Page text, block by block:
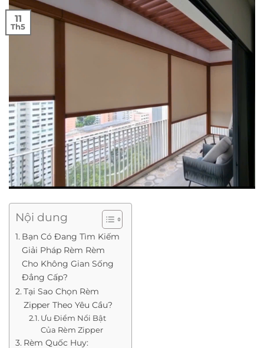
11
Th5
Nội dung
Bạn Có Đang Tìm Kiếm
Giải Pháp Rèm Rèm
Cho Không Gian Sống
Đẳng Cấp?
Tại Sao Chọn Rèm
Zipper Theo Yêu Cầu?
Ưu Điểm Nổi Bật
Của Rèm Zipper
Rèm Quốc Huy: